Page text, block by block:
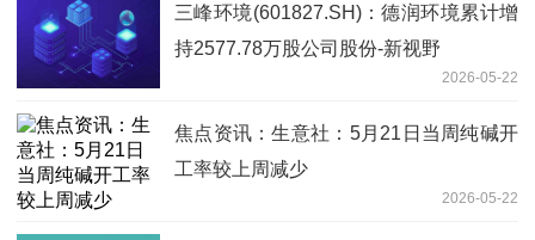
三峰环境(601827.SH)：德润环境累计增
持2577.78万股公司股份-新视野
2026-05-22
焦点资讯：生意社：5月21日当周纯碱开
工率较上周减少
2026-05-22